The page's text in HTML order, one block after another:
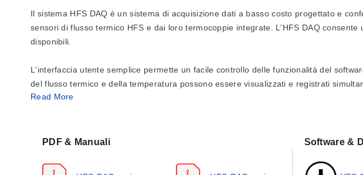
Il sistema HFS DAQ è un sistema di acquisizione dati a basso costo progettato e
sensori di flusso termico HFS e dai loro termocoppie integrate. L'HFS DAQ
disponibili.
L'interfaccia utente semplice permette un facile controllo delle funzionalità del
del flusso termico e della temperatura possono essere visualizzati e registrati
grafici in tempo reale dei segnali di misura.
Read More
PDF & Manuali Software &